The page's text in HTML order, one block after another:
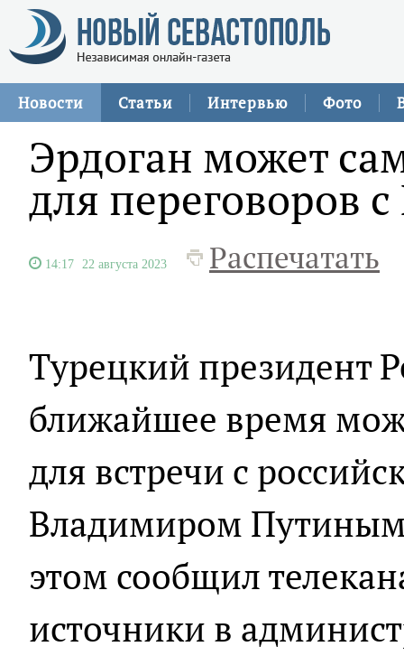
Новости Статьи Интервью Фото
Эрдоган может
для переговоров
14:17 22 августа 2023 Распечатать
Турецкий президент
ближайшее время
для встречи с
Владимиром
этом сообщил
источники в